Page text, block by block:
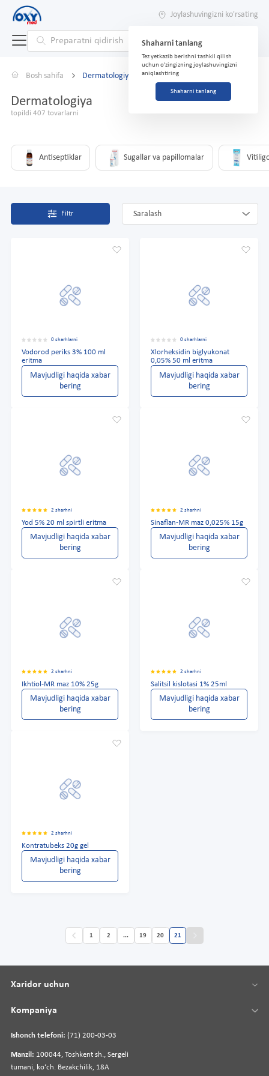
Joylashuvingizni ko'rsating
Shaharni tanlang
Tez yetkazib berishni tashkil qilish
uchun o'zingizning joylashuvingizni
aniqlashtiring
Shaharni tanlang
Bosh sahifa Dermatologiya
Dermatologiya
topildi 407 tovarlarni
Antiseptiklar Sugallar va papillomalar
Filtr Saralash
0 sharhlarni
Vodorod periks 3% 100 ml
eritma
Mavjudligi haqida xabar
bering
0 sharhlarni
Xlorheksidin biglyukonat
0,05% 50 ml eritma
Mavjudligi haqida xabar
bering
2 sharhni
Yod 5% 20 ml spirtli eritma
Mavjudligi haqida xabar
bering
2 sharhni
Sinaflan-MR maz 0,025% 15g
Mavjudligi haqida xabar
bering
2 sharhni
Ikhtiol-MR maz 10% 25g
Mavjudligi haqida xabar
bering
2 sharhni
Salitsil kislotasi 1% 25ml
Mavjudligi haqida xabar
bering
2 sharhni
Kontratubeks 20g gel
Mavjudligi haqida xabar
bering
1 2 ... 19 20 21
Ishonch telefoni: (71) 200-03-03
Manzil: 100044, Toshkent sh., Sergeli
tumani, koʻch. Bezakchilik, 18A
Xaridor uchun
Kompaniya